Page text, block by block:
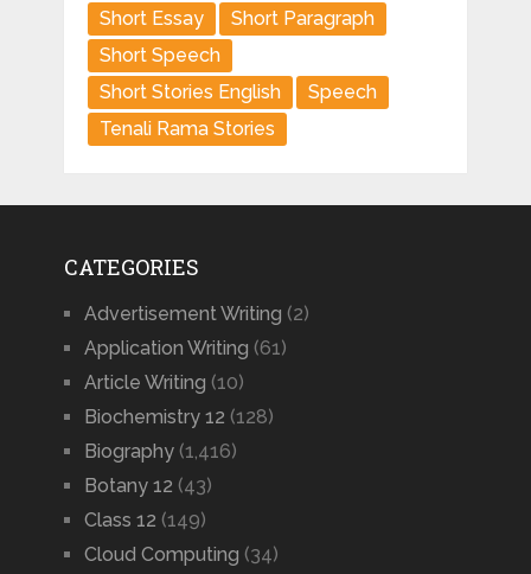
Short Essay
Short Paragraph
Short Speech
Short Stories English
Speech
Tenali Rama Stories
CATEGORIES
Advertisement Writing (2)
Application Writing (61)
Article Writing (10)
Biochemistry 12 (128)
Biography(1,416)
Botany 12 (43)
Class 12 (149)
Cloud Computing (34)